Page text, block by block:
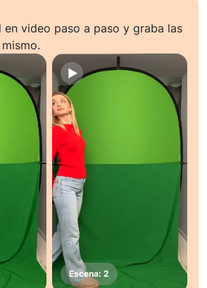
en video paso a paso y graba las